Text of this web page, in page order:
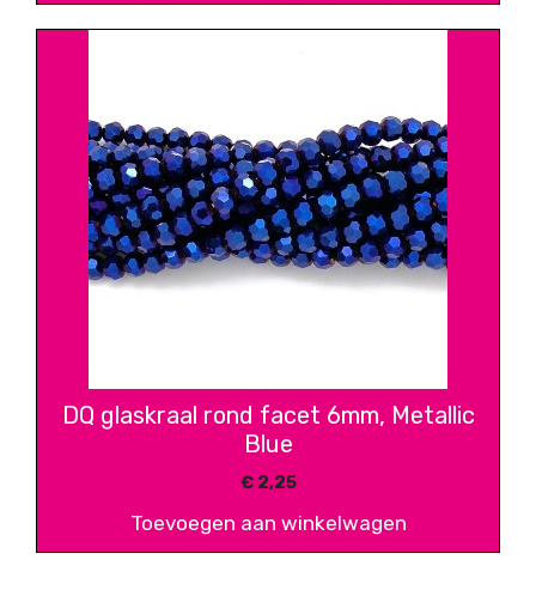
DQ glaskraal rond facet 6mm, Metallic
Blue
€2,25
Toevoegen aan winkelwagen